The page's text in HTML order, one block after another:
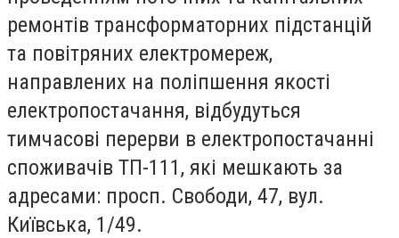
ремонтів трансформаторних підстанцій
та повітряних електромереж,
направлених на поліпшення якості
електропостачання, відбудуться
тимчасові перерви в електропостачанні
споживачів ТП-111, які мешкають за
адресами: просп. Свободи, 47, вул.
Київська, 1/49.